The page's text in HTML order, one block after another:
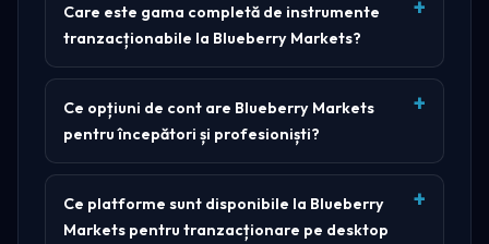
Care este gama completă de instrumente
tranzacționabile la Blueberry Markets?
Ce opțiuni de cont are Blueberry Markets
pentru începători și profesioniști?
Ce platforme sunt disponibile la Blueberry
Markets pentru tranzacționare pe desktop